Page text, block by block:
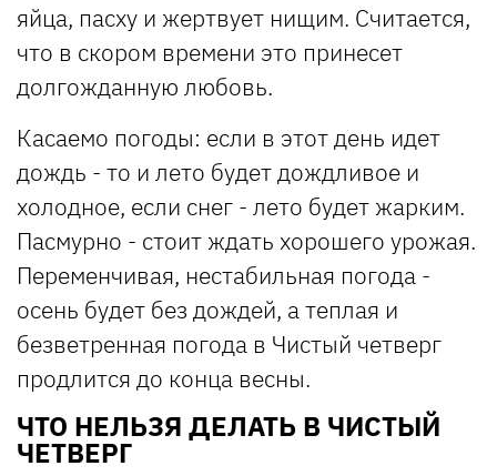
яйца, пасху и жертвует нищим. Считается,
что в скором времени это принесет
долгожданную любовь.
Касаемо погоды: если в этот день идет
дождь - то и лето будет дождливое и
холодное, если снег - лето будет жарким.
Пасмурно - стоит ждать хорошего урожая.
Переменчивая, нестабильная погода -
осень будет без дождей, а теплая и
безветренная погода в Чистый четверг
продлится до конца весны.
ЧТО НЕЛЬЗЯ ДЕЛАТЬ В ЧИСТЫЙ
ЧЕТВЕРГ